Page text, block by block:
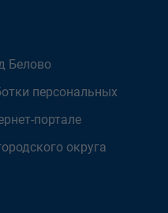
Белово
персональных
портале
округа